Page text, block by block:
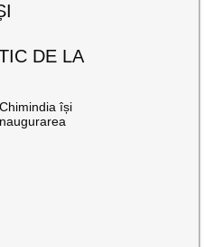
DE LA
își